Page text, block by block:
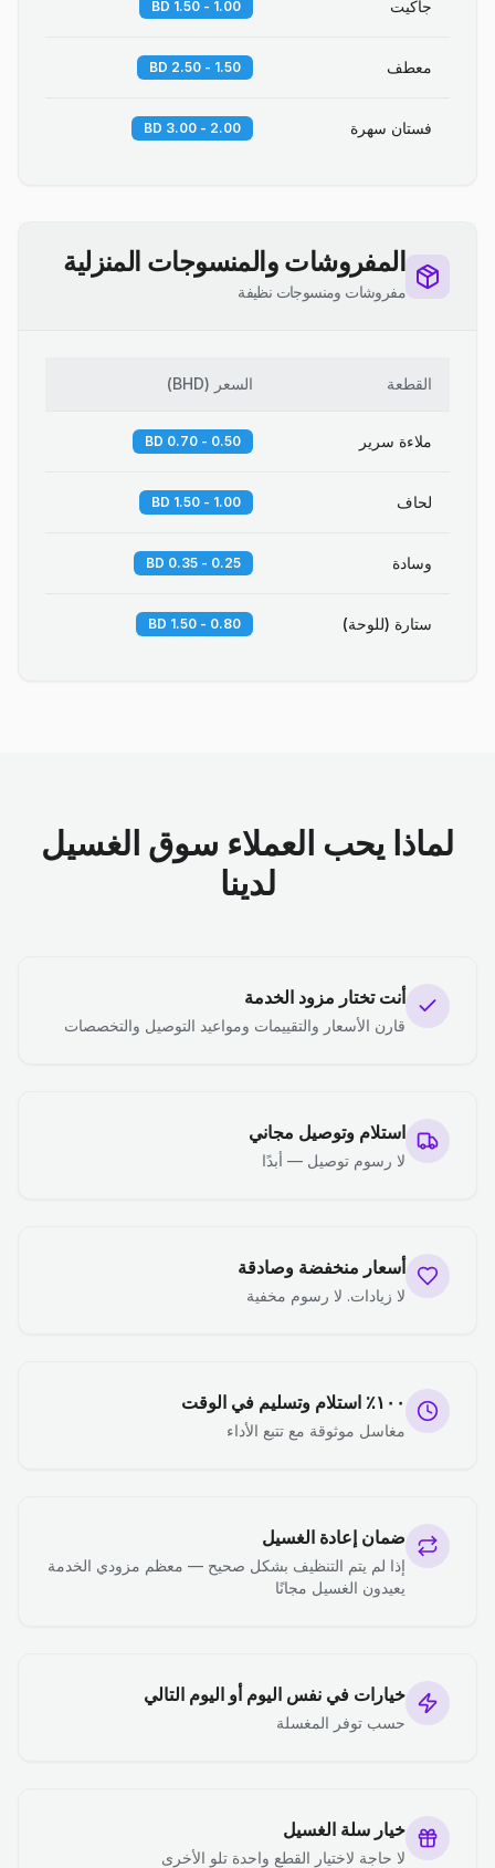
جاكيت 1.00 - 1.50 BD
معطف 1.50 - 2.50 BD
فستان سهرة 2.00 - 3.00 BD
المفروشات والمنسوجات المنزلية
مفروشات ومنسوجات نظيفة
القطعة السعر (
BHD
)
ملاءة سرير 0.50 - 0.70 BD
لحاف 1.00 - 1.50 BD
وسادة 0.25 - 0.35 BD
ستارة (للوحة) 0.80 - 1.50 BD
لماذا يحب العملاء سوق الغسيل
لدينا
أنت تختار مزود الخدمة
قارن الأسعار والتقييمات ومواعيد التوصيل والتخصصات
استلام وتوصيل مجاني
لا رسوم توصيل — أبدًا
أسعار منخفضة وصادقة
لا زيادات. لا رسوم مخفية
١٠٠٪ استلام وتسليم في الوقت
مغاسل موثوقة مع تتبع الأداء
ضمان إعادة الغسيل
إذا لم يتم التنظيف بشكل صحيح — معظم مزودي الخدمة
يعيدون الغسيل مجانًا
خيارات في نفس اليوم أو اليوم التالي
حسب توفر المغسلة
خيار سلة الغسيل
لا حاجة لاختيار القطع واحدة تلو الأخرى